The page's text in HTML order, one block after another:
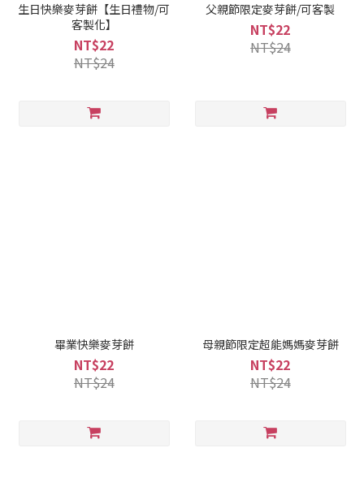
生日快樂麥芽餅【生日禮物/可
客製化】
NT$22
NT$24
父親節限定麥芽餅/可客製
NT$22
NT$24
畢業快樂麥芽餅
NT$22
NT$24
母親節限定超能媽媽麥芽餅
NT$22
NT$24